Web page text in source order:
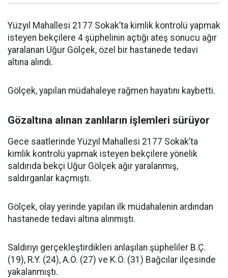
Yüzyıl Mahallesi 2177 Sokak’ta kimlik kontrolü yapmak
isteyen bekçilere 4 şüphelinin açtığı ateş sonucu ağır
yaralanan Uğur Gölçek, özel bir hastanede tedavi
altına alındı.
Gölçek, yapılan müdahaleye rağmen hayatını kaybetti.
Gözaltına alınan zanlıların işlemleri sürüyor
Gece saatlerinde Yüzyıl Mahallesi 2177 Sokak’ta
kimlik kontrolü yapmak isteyen bekçilere yönelik
saldırıda bekçi Uğur Gölçek ağır yaralanmış,
saldırganlar kaçmıştı.
Gölçek, olay yerinde yapılan ilk müdahalenin ardından
hastanede tedavi altına alınmıştı.
Saldırıyı gerçekleştirdikleri anlaşılan şüpheliler B.Ç.
(19), R.Y. (24), A.Ö. (27) ve K.Ö. (31) Bağcılar ilçesinde
yakalanmıştı.